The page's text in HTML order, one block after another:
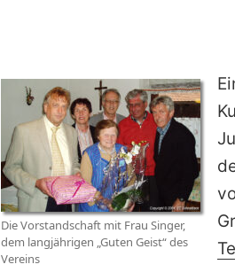
Die Vorstandschaft mit Frau Singer,
dem langjährigen „Guten Geist“ des
Vereins